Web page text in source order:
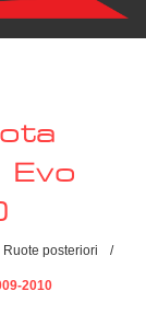
Evo
Ruote posteriori /
2010